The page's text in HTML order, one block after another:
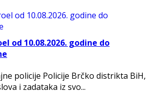
od 10.08.2026. godine do
policije Policije Brčko distrikta BiH,
i zadataka iz svo...